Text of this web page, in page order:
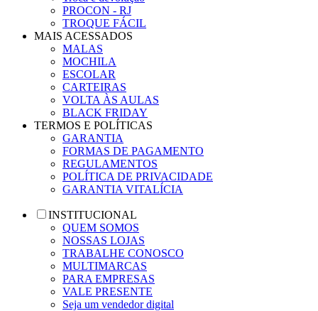
PROCON - RJ
TROQUE FÁCIL
MAIS ACESSADOS
MALAS
MOCHILA
ESCOLAR
CARTEIRAS
VOLTA ÀS AULAS
BLACK FRIDAY
TERMOS E POLÍTICAS
GARANTIA
FORMAS DE PAGAMENTO
REGULAMENTOS
POLÍTICA DE PRIVACIDADE
GARANTIA VITALÍCIA
INSTITUCIONAL
QUEM SOMOS
NOSSAS LOJAS
TRABALHE CONOSCO
MULTIMARCAS
PARA EMPRESAS
VALE PRESENTE
Seja um vendedor digital